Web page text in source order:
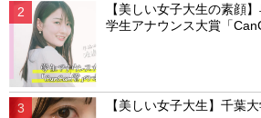
【美しい女子大生の素顔
学生アナウンス大賞「
【美しい女子大生】千葉